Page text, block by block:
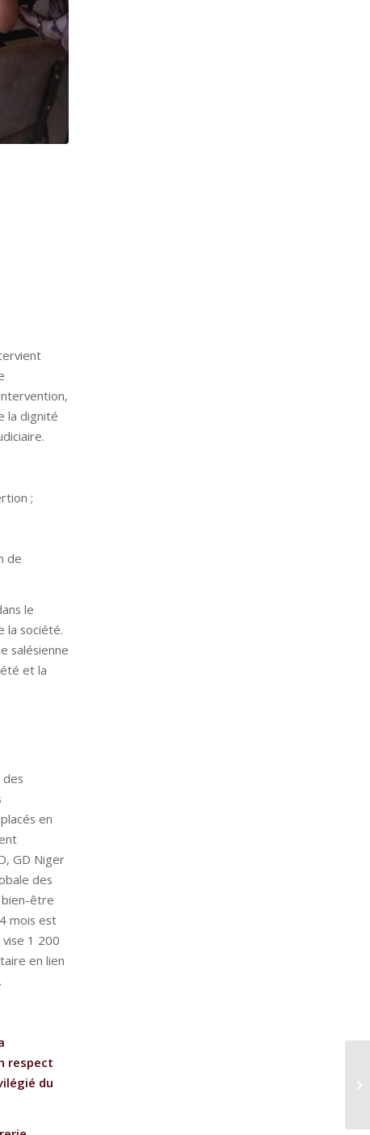
la dignité
;
de
le
la société.
salésienne
et la
des
en
GD Niger
des
bien-être
mois est
1 200
en lien
respect
du